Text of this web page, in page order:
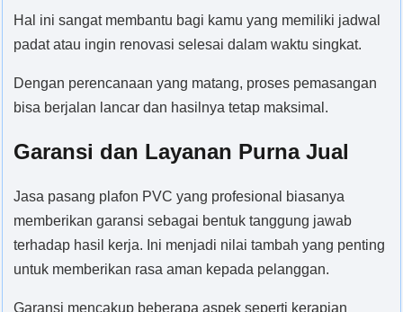
Hal ini sangat membantu bagi kamu yang memiliki jadwal
padat atau ingin renovasi selesai dalam waktu singkat.
Dengan perencanaan yang matang, proses pemasangan
bisa berjalan lancar dan hasilnya tetap maksimal.
Garansi dan Layanan Purna Jual
Jasa pasang plafon PVC yang profesional biasanya
memberikan garansi sebagai bentuk tanggung jawab
terhadap hasil kerja. Ini menjadi nilai tambah yang penting
untuk memberikan rasa aman kepada pelanggan.
Garansi mencakup beberapa aspek seperti kerapian